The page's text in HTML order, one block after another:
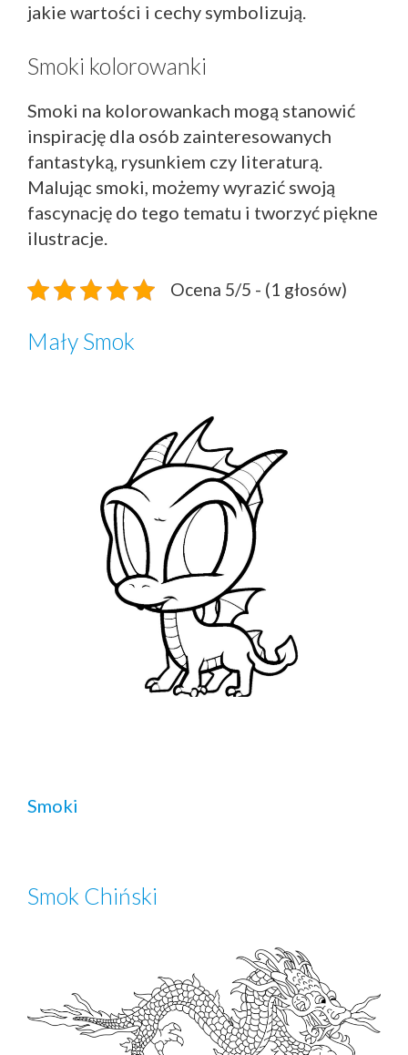
jakie wartości i cechy symbolizują.
Smoki kolorowanki
Smoki na kolorowankach mogą stanowić
inspirację dla osób zainteresowanych
fantastyką, rysunkiem czy literaturą.
Malując smoki, możemy wyrazić swoją
fascynację do tego tematu i tworzyć piękne
ilustracje.
Ocena 5/5 - (1 głosów)
Mały Smok
Smoki
Smok Chiński